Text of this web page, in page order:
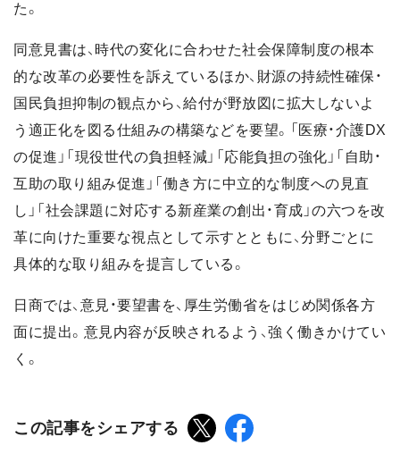
た。
同意見書は、時代の変化に合わせた社会保障制度の根本
的な改革の必要性を訴えているほか、財源の持続性確保・
国民負担抑制の観点から、給付が野放図に拡大しないよ
う適正化を図る仕組みの構築などを要望。「医療・介護DX
の促進」「現役世代の負担軽減」「応能負担の強化」「自助・
互助の取り組み促進」「働き方に中立的な制度への見直
し」「社会課題に対応する新産業の創出・育成」の六つを改
革に向けた重要な視点として示すとともに、分野ごとに
具体的な取り組みを提言している。
日商では、意見・要望書を、厚生労働省をはじめ関係各方
面に提出。意見内容が反映されるよう、強く働きかけてい
く。
この記事をシェアする